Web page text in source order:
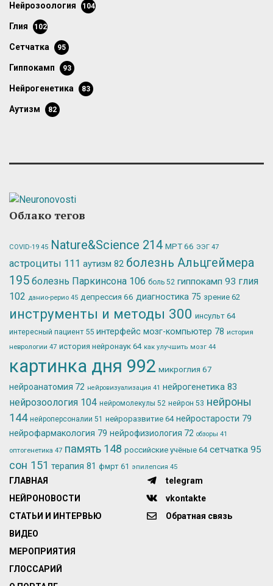
нейрозоология 104
глия 102
сетчатка 95
гиппокамп 93
нейрогенетика 83
аутизм 82
Облако тегов
COVID-19 45 Nature&Science 214 МРТ66 ЭЭГ 47
астроциты 111 аутизм 82 болезнь Альцгеймера
195 болезнь Паркинсона 106 боль 52 гиппокамп 93 глия
102 данио-рерио 45 депрессия 66 диагностика 75 зрение 62
инструменты и методы 300 инсульт 64
интересный пациент 55 интерфейс мозг-компьютер 78 история
неврологии 47 история нейронаук 64 как улучшить мозг 44
картинка дня 992 микроглия 67
нейроанатомия 72 нейровизуализация 41 нейрогенетика 83
нейрозоология 104 нейромолекулы 52 нейрон 53 нейроны
144 нейроперсоналии 51 нейроразвитие 64 нейростарости 79
нейрофармакология 79 нейрофизиология 72 обзоры 41
оптогенетика 47 память 148 российские учёные 64 сетчатка 95
сон 151 терапия 81 фмрт 61 эпилепсия 45
ГЛАВНАЯ
НЕЙРОНОВОСТИ
СТАТЬИ И ИНТЕРВЬЮ
ВИДЕО
МЕРОПРИЯТИЯ
ГЛОССАРИЙ
telegram
vkontakte
Обратная связь